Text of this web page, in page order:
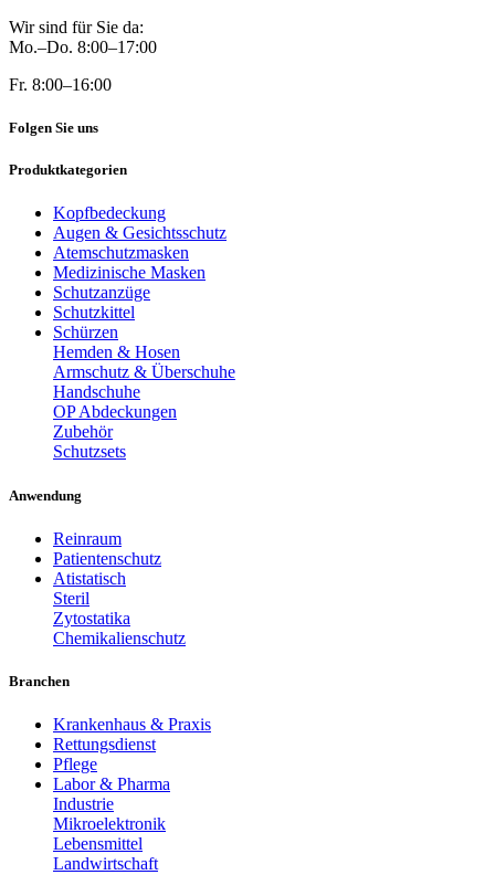
Wir sind für Sie da:
Mo.–Do. 8:00–17:00
Fr. 8:00–16:00
Folgen Sie uns
Produktkategorien
Kopfbedeckung
Augen & Gesichtsschutz
Atemschutzmasken
Medizinische Masken
Schutzanzüge
Schutzkittel
Schürzen
Hemden & Hosen
Armschutz & Überschuhe
Handschuhe
OP Abdeckungen
Zubehör
Schutzsets
Anwendung
Reinraum
Patientenschutz
Atistatisch
Steril
Zytostatika
Chemikalienschutz
Branchen
Krankenhaus & Praxis
Rettungsdienst
Pflege
Labor & Pharma
Industrie
Mikroelektronik
Lebensmittel
Landwirtschaft